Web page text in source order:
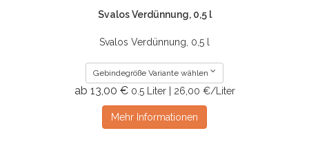
Svalos Verdünnung, 0,5 l
Svalos Verdünnung, 0,5 l
Gebindegröße Variante wählen
ab 13,00 € 0.5 Liter | 26,00 €/Liter
Mehr Informationen